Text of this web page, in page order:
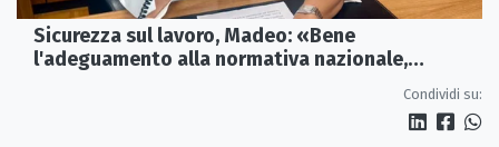
Sicurezza sul lavoro, Madeo: «Bene
l'adeguamento alla normativa nazionale,
Condividi su: